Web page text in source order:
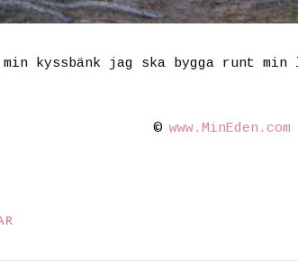
kyssbänk jag ska bygga runt
© www.MinEden.com